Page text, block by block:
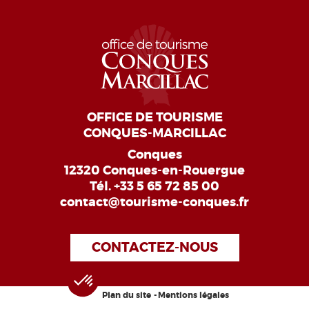
OFFICE DE TOURISME
CONQUES-MARCILLAC
Conques
12320 Conques-en-Rouergue
Tél.+33 5 65 72 85 00
contact@tourisme-conques.fr
CONTACTEZ-NOUS
Plan du site Mentions légales